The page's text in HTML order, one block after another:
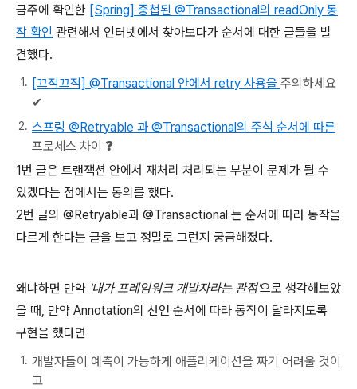
금주에 확인한 [Spring] 중첩된 @Transactional의 readOnly 동
작 확인 관련해서 인터넷에서 찾아보다가 순서에 대한 글들을 발
견했다.
[끄적끄적] @Transactional 안에서 retry 사용을 주의하세요
✔
스프링 @Retryable 과 @Transactional의 주석 순서에 따른
프로세스 차이 ❓
1번 글은 트랜잭션 안에서 재처리 처리되는 부분이 문제가 될 수
있겠다는 점에서는 동의를 했다.
2번 글의 @Retryable과 @Transactional 는 순서에 따라 동작을
다르게 한다는 글을 보고 정말로 그런지 궁금해졌다.
왜냐하면 만약 '내가 프레임워크 개발자라는 관점'으로 생각해보았
을 때, 만약 Annotation의 선언 순서에 따라 동작이 달라지도록
구현을 했다면
개발자들이 예측이 가능하게 애플리케이션을 짜기 어려울 것이
고